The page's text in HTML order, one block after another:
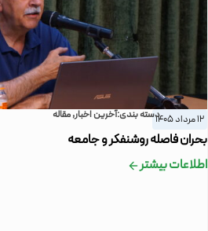
12 مرداد 1405 دسته بندی:آخرین اخبار,مقاله
بحران فاصله روشنفکر و جامعه
اطلاعات بیشتر